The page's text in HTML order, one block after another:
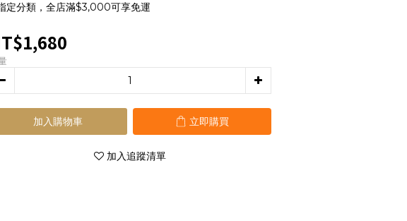
定分類，全店滿$3,000可享免運
加入購物車 立即購買
加入追蹤清單